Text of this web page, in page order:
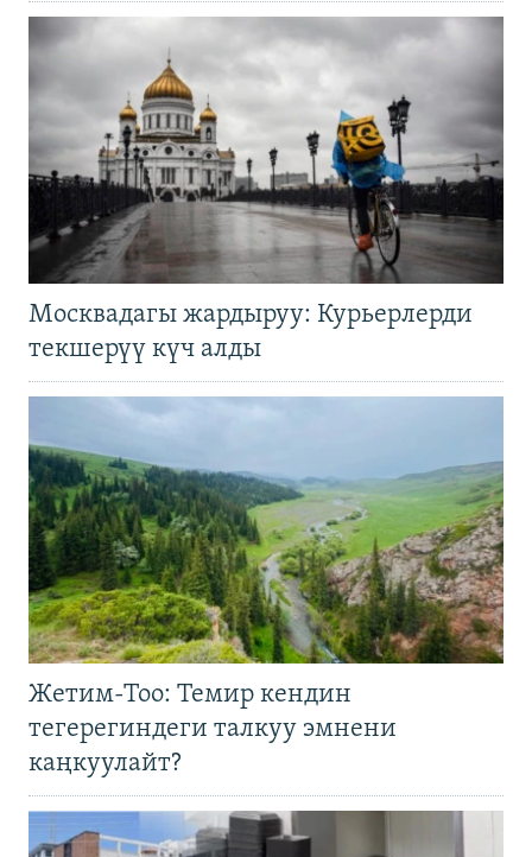
Москвадагы жардыруу: Курьерлерди
текшерүү күч алды
Жетим-Тоо: Темир кендин
тегерегиндеги талкуу эмнени
каңкуулайт?